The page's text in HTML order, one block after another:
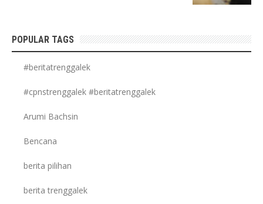
POPULAR TAGS
#beritatrenggalek
#cpnstrenggalek #beritatrenggalek
Arumi Bachsin
Bencana
berita pilihan
berita trenggalek